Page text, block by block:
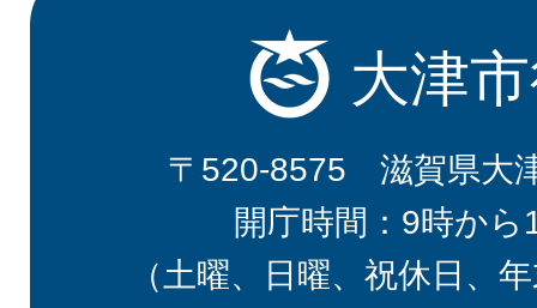
大津
〒520-8575 滋賀県大
開庁時間：9時から
（土曜、日曜、祝休日、